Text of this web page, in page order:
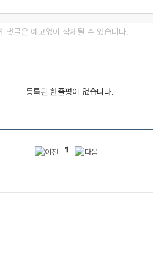
글은 예고없이 삭제될 수 있습니다.
등록된 한줄평이 없습니다.
1